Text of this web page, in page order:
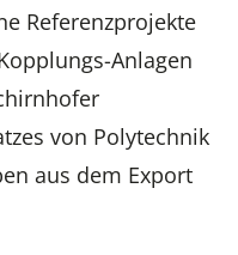
Referenzprojekte
Anlagen
von Polytechnik
aus dem Export